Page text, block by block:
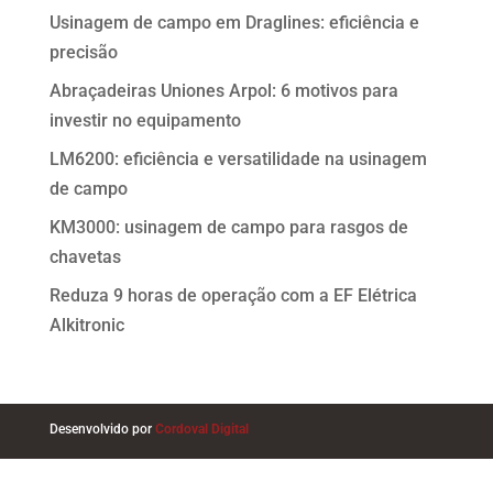
Usinagem de campo em Draglines: eficiência e
precisão
Abraçadeiras Uniones Arpol: 6 motivos para
investir no equipamento
LM6200: eficiência e versatilidade na usinagem
de campo
KM3000: usinagem de campo para rasgos de
chavetas
Reduza 9 horas de operação com a EF Elétrica
Alkitronic
Desenvolvido por Cordoval Digital